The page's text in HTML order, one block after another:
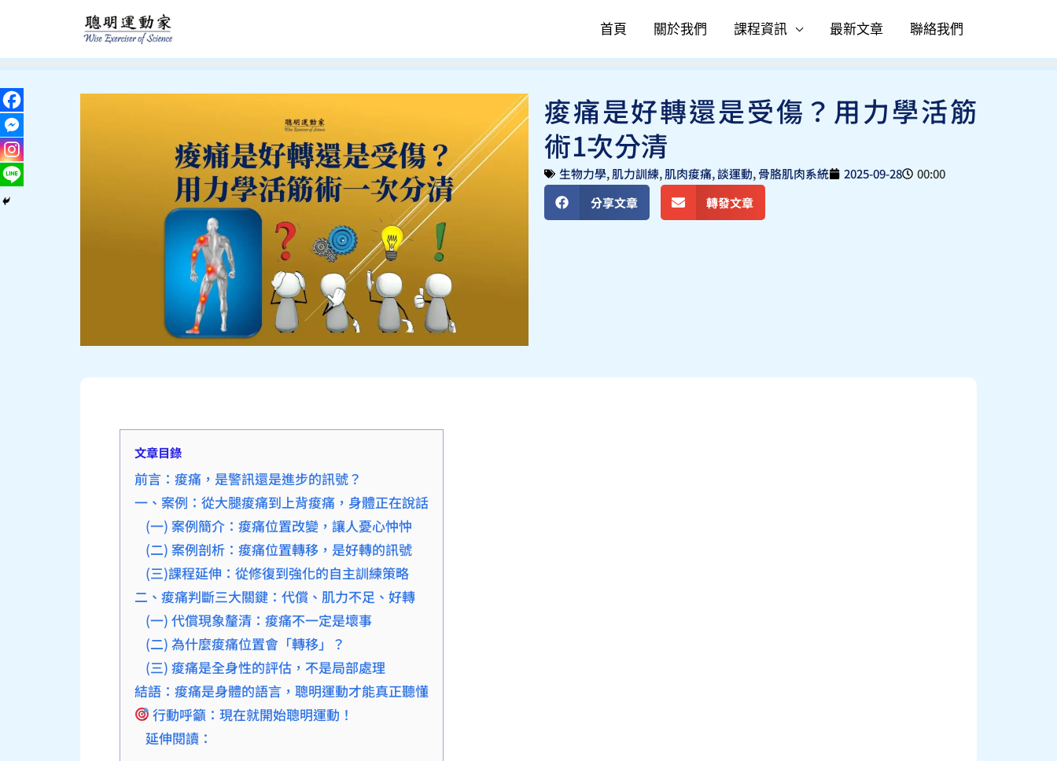
主
內
容
首頁 關於我們 課程資訊 最新文章 聯絡我們
痠痛是好轉還是受傷？用力學活筋
術1次分清
生物力學,肌力訓練,肌肉痠痛,談運動,骨胳肌肉系統 2025-09-28
00:00
分享文章
轉發文章
文章目錄
前言：痠痛，是警訊還是進步的訊號？
一、案例：從大腿痠痛到上背痠痛，身體正在說話
(一) 案例簡介：痠痛位置改變，讓人憂心忡忡
(二) 案例剖析：痠痛位置轉移，是好轉的訊號
(三)課程延伸：從修復到強化的自主訓練策略
二、痠痛判斷三大關鍵：代償、肌力不足、好轉
(一) 代償現象釐清：痠痛不一定是壞事
(二) 為什麼痠痛位置會「轉移」？
(三) 痠痛是全身性的評估，不是局部處理
結語：痠痛是身體的語言，聰明運動才能真正聽懂
行動呼籲：現在就開始聰明運動！
延伸閱讀：